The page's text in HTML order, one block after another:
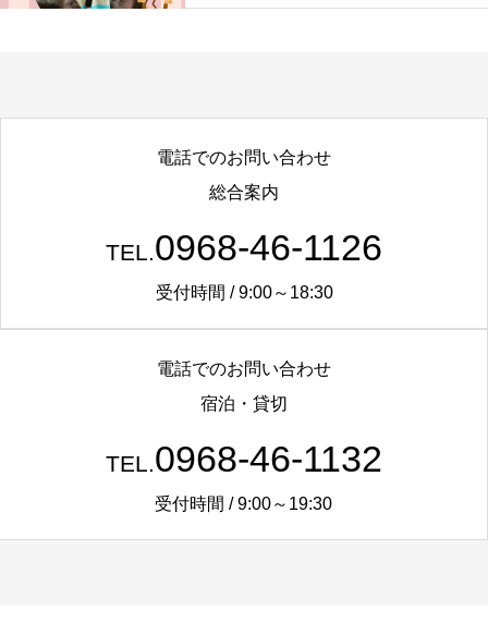
電話でのお問い合わせ
総合案内
TEL.0968-46-1126
受付時間 / 9:00～18:30
電話でのお問い合わせ
宿泊・貸切
TEL.0968-46-1132
受付時間 / 9:00～19:30